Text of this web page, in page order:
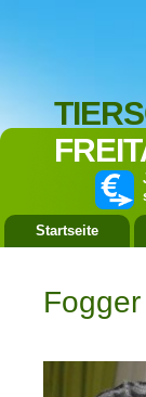
Startseite
Fogger